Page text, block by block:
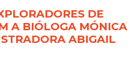
DE
A BIÓLOGA MÓNICA
ABIGAIL